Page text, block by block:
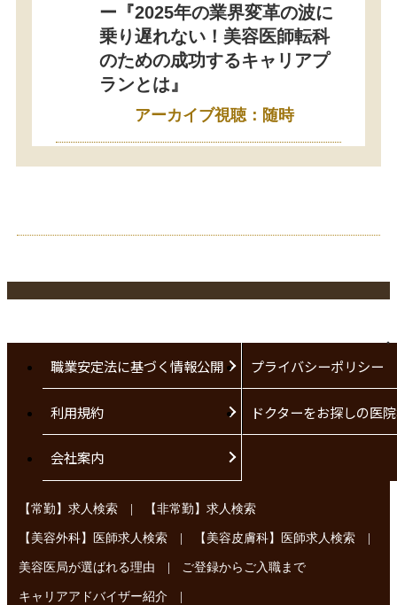
ー『2025年の業界変革の波に
乗り遅れない！美容医師転科
のための成功するキャリアプ
ランとは』
アーカイブ視聴：随時
職業安定法に基づく情報公開 プライバシーポリシー
利用規約 ドクターをお探しの医
会社案内
【常勤】求人検索 | 【非常勤】求人検索
【美容外科】医師求人検索 | 【美容皮膚科】医師求人検索 |
美容医局が選ばれる理由 | ご登録からご入職まで
キャリアアドバイザー紹介 |